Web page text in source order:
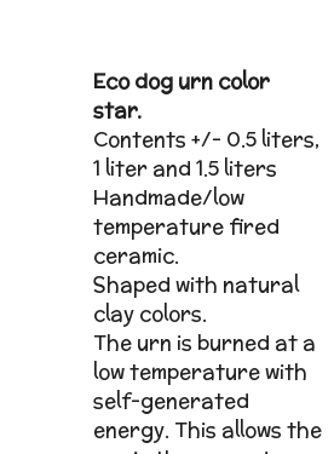
Eco dog urn color
star.
Contents +/- 0.5 liters,
1 liter and 1.5 liters
Handmade/low
temperature fired
ceramic.
Shaped with natural
clay colors.
The urn is burned at a
low temperature with
self-generated
energy. This allows the